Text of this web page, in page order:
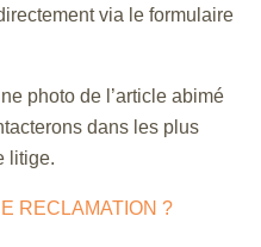
via le formulaire
photo de l’article abimé
dans les plus
litige.
RECLAMATION ?